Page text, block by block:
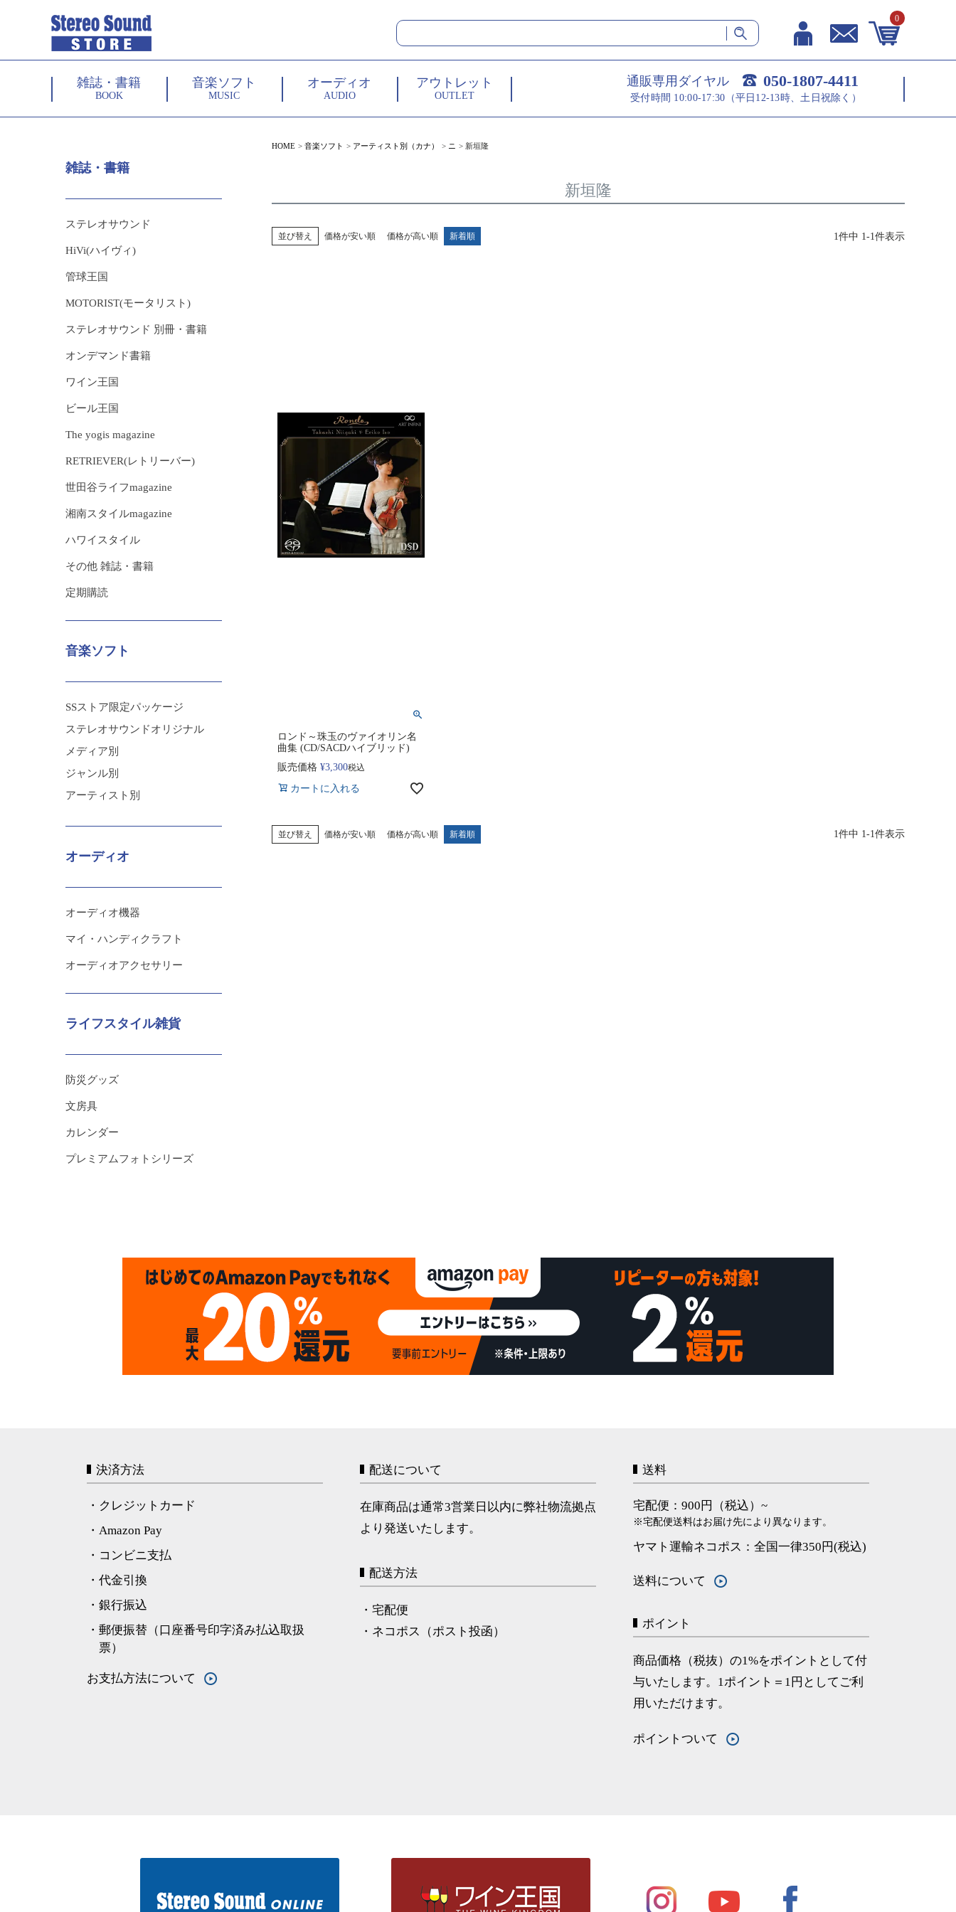
0
雑誌・書籍
BOOK
音楽ソフト
MUSIC
オーディオ
AUDIO
アウトレット
OUTLET
通販専用ダイヤル 050-1807-4411
受付時間 10:00-17:30（平日12-13時、土日祝除く）
雑誌・書籍
ステレオサウンド
HiVi(ハイヴィ)
管球王国
MOTORIST(モータリスト)
ステレオサウンド 別冊・書籍
オンデマンド書籍
ワイン王国
ビール王国
The yogis magazine
RETRIEVER(レトリーバー)
世田谷ライフmagazine
湘南スタイルmagazine
ハワイスタイル
その他 雑誌・書籍
定期購読
音楽ソフト
SSストア限定パッケージ
ステレオサウンドオリジナル
メディア別
ジャンル別
アーティスト別
オーディオ
オーディオ機器
マイ・ハンディクラフト
オーディオアクセサリー
ライフスタイル雑貨
防災グッズ
文房具
カレンダー
プレミアムフォトシリーズ
HOME 音楽ソフト アーティスト別（カナ） ニ 新垣隆
新垣隆
並び替え 価格が安い順 価格が高い順 新着順 1 件中 1 -1 件表示
ロンド～珠玉のヴァイオリン名
曲集 (CD/SACDハイブリッド)
販売価格 ¥3,300税込
カートに入れる
並び替え 価格が安い順 価格が高い順 新着順 1件中 1-1件表示
決済方法
・クレジットカード
・Amazon Pay
・コンビニ支払
・代金引換
・銀行振込
・郵便振替（口座番号印字済み払込取扱
票）
お支払方法について
配送について
在庫商品は通常3営業日以内に弊社物流拠点
より発送いたします。
配送方法
・宅配便
・ネコポス（ポスト投函）
送料
宅配便：900円（税込）~
※宅配便送料はお届け先により異なります。
ヤマト運輸ネコポス：全国一律350円(税込)
送料について
ポイント
商品価格（税抜）の1%をポイントとして付
与いたします。1ポイント＝1円としてご利
用いただけます。
ポイントついて